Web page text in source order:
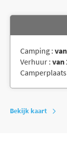
Camping :
Verhuur : van
Bekijk kaart